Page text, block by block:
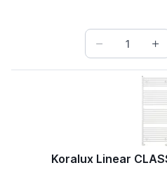
Koralux Linear